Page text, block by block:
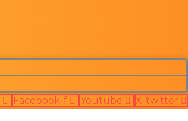
Facebook-f Youtube X-twitter